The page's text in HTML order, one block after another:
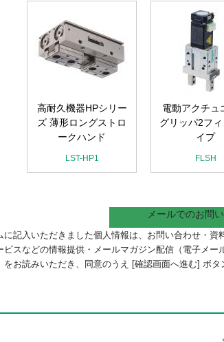
高耐久機器HPシリー
ズ 薄形ロングストロ
ークハンド
LST-HP1
電動アクチュ
グリッパ2フ
イプ
FLSH
メールでのお問
に記入いただきました個人情報は、お問い合わせ・
ビスなどの情報提供・メールマガジン配信（電子メー
をお読みいただき、同意のうえ [確認画面へ進む] ボタ